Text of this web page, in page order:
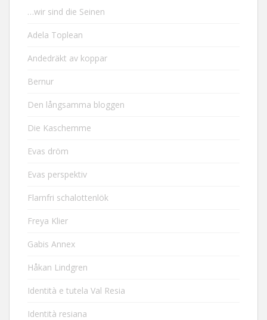
…wir sind die Seinen
Adela Toplean
Andedräkt av koppar
Bernur
Den långsamma bloggen
Die Kaschemme
Evas dröm
Evas perspektiv
Flarnfri schalottenlök
Freya Klier
Gabis Annex
Håkan Lindgren
Identità e tutela Val Resia
Identità resiana